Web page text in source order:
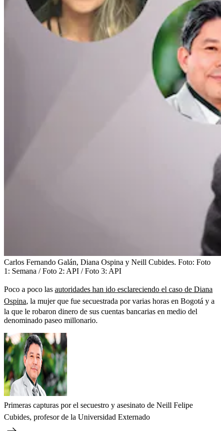
Carlos Fernando Galán, Diana Ospina y Neill Cubides. Foto: Foto
1: Semana / Foto 2: API / Foto 3: API
Poco a poco las autoridades han ido esclareciendo el caso de Diana
Ospina, la mujer que fue secuestrada por varias horas en Bogotá y a
la que le robaron dinero de sus cuentas bancarias en medio del
denominado paseo millonario.
Primeras capturas por el secuestro y asesinato de Neill Felipe
Cubides, profesor de la Universidad Externado